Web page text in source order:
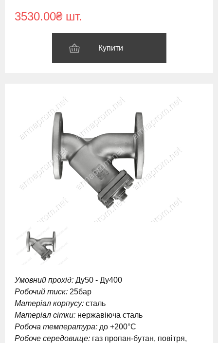
3530.00₴ шт.
Купити
Умовний прохід: Ду50 - Ду400
Робочий тиск: 25бар
Матеріал корпусу: сталь
Матеріал сітки: нержавіюча сталь
Робоча температура: до +200°С
Робоче середовище: газ пропан-бутан, повітря,